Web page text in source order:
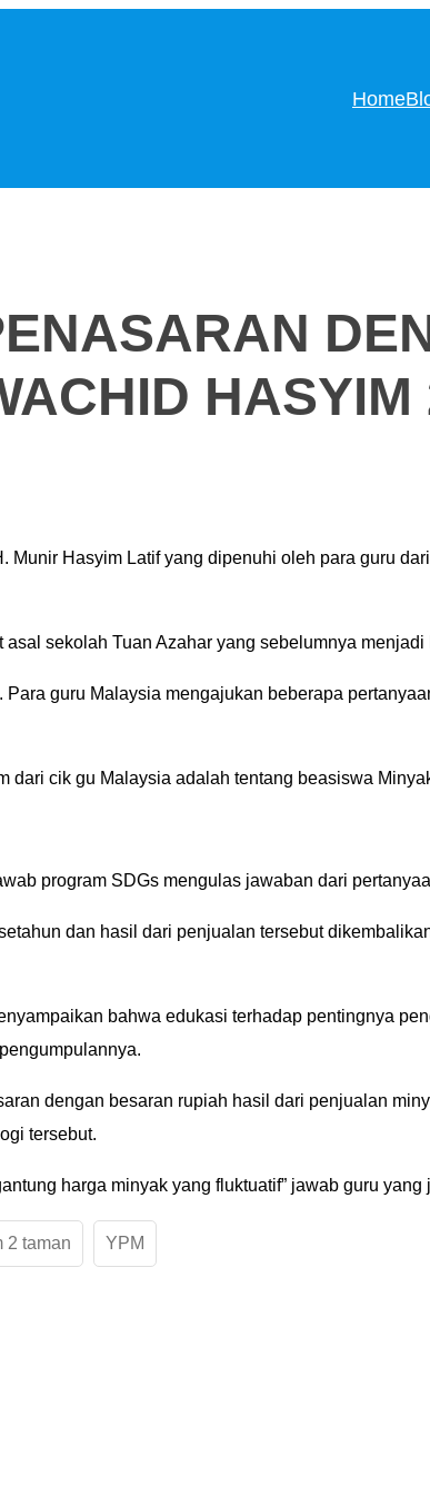
Home
HASYIM
Hasyim Latif yang dipenuhi oleh para guru
sekolah Tuan Azahar yang sebelumnya
guru Malaysia mengajukan beberapa
dari cik gu Malaysia adalah tentang beasiswa
program SDGs mengulas jawaban dari
dan hasil dari penjualan tersebut
bahwa edukasi terhadap pentingnya
dengan besaran rupiah hasil dari penjualan
tersebut.
harga minyak yang fluktuatif” jawab guru
2 taman YPM